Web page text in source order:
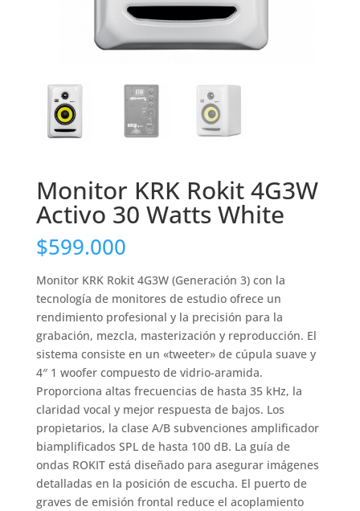
Monitor KRK Rokit 4G3W
Activo 30 Watts White
$599.000
Monitor KRK Rokit 4G3W (Generación 3) con la
tecnología de monitores de estudio ofrece un
rendimiento profesional y la precisión para la
grabación, mezcla, masterización y reproducción. El
sistema consiste en un «tweeter» de cúpula suave y
4″ 1 woofer compuesto de vidrio-aramida.
Proporciona altas frecuencias de hasta 35 kHz, la
claridad vocal y mejor respuesta de bajos. Los
propietarios, la clase A/B subvenciones amplificador
biamplificados SPL de hasta 100 dB. La guía de
ondas ROKIT está diseñado para asegurar imágenes
detalladas en la posición de escucha. El puerto de
graves de emisión frontal reduce el acoplamiento